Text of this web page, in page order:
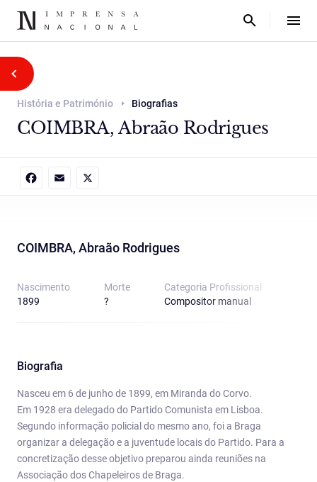
História e Património Biografias
COIMBRA, Abraão Rodrigues
COIMBRA, Abraão Rodrigues
Nascimento
1899
Morte
?
Categoria Proﬁssional
Compositor manual
Biografia
Nasceu em 6 de junho de 1899, em Miranda do Corvo.
Em 1928 era delegado do Partido Comunista em Lisboa.
Segundo informação policial do mesmo ano, foi a Braga
organizar a delegação e a juventude locais do Partido. Para a
concretização desse objetivo preparou ainda reuniões na
Associação dos Chapeleiros de Braga.